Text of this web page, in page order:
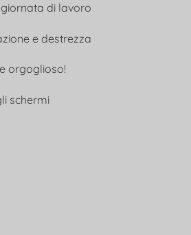
di lavoro
e destrezza
orgoglioso!
schermi